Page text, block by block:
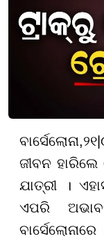
ବାର୍ସେଲୋନା,୨୧|
ଜୀବନ
ଯାତ୍ରୀ ।
ଏପରି
ବାର୍ସେଲୋନାରେ